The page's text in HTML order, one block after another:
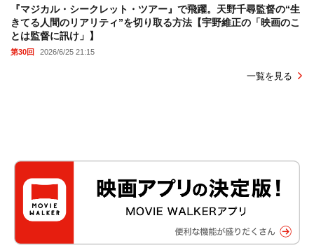
『マジカル・シークレット・ツアー』で飛躍。天野千尋監督の“生
きてる人間のリアリティ”を切り取る方法【宇野維正の「映画のこ
とは監督に訊け」】
第30回 2026/6/25 21:15
一覧を見る